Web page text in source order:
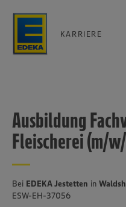
KARRIERE
Ausbildung
Fleischerei (m/
Bei EDEKA Jestetten in
ESW-EH-37056